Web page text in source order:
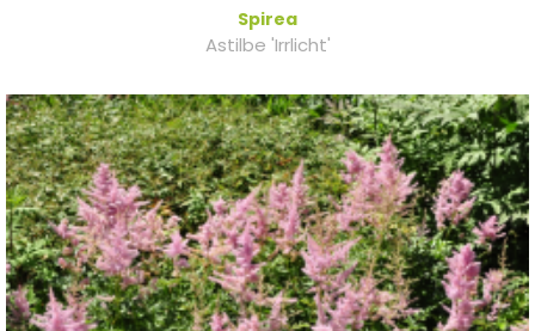
Spirea
Astilbe 'Irrlicht'